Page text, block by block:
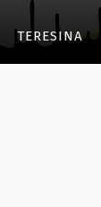
TERESINA